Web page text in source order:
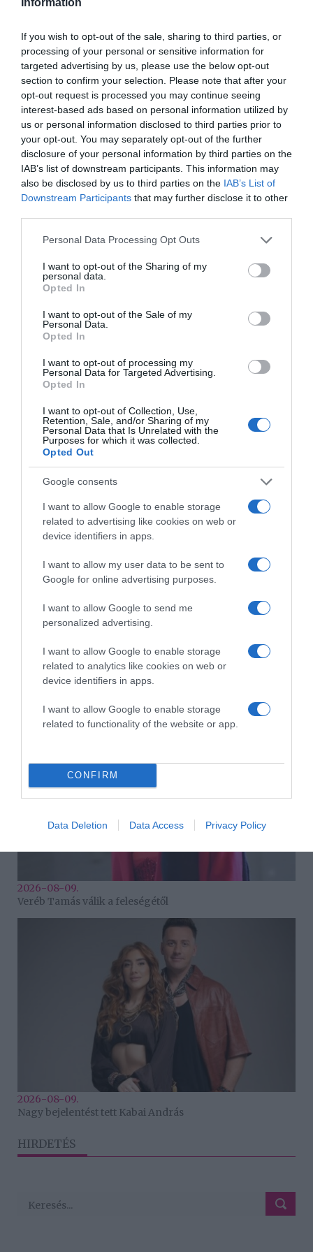
If you wish to opt-out of the sale, sharing to third parties, or
processing of your personal or sensitive information for
targeted advertising by us, please use the below opt-out
section to confirm your selection. Please note that after your
opt-out request is processed you may continue seeing
interest-based ads based on personal information utilized by
us or personal information disclosed to third parties prior to
your opt-out. You may separately opt-out of the further
disclosure of your personal information by third parties on the
IAB’s list of downstream participants. This information may
also be disclosed by us to third parties on the IAB’s List of
Downstream Participants that may further disclose it to other
Please note that this website/app uses one or more Google
not limited to your visit or usage behaviour. You may click to
grant or deny consent to Google and its third-party tags to
use your data for below specified purposes in below Google
consent section.
Personal Data Processing Opt Outs
I want to opt-out of the Sharing of my
personal data.
Opted In
I want to opt-out of the Sale of my
Personal Data.
Opted In
I want to opt-out of processing my
Personal Data for Targeted Advertising.
Opted In
I want to opt-out of Collection, Use,
Retention, Sale, and/or Sharing of my
Personal Data that Is Unrelated with the
Purposes for which it was collected.
Opted Out
Google consents
I want to allow Google to enable storage
related to advertising like cookies on web or
device identifiers in apps.
I want to allow my user data to be sent to
Google for online advertising purposes.
I want to allow Google to send me
personalized advertising.
I want to allow Google to enable storage
related to analytics like cookies on web or
device identifiers in apps.
I want to allow Google to enable storage
related to functionality of the website or app.
CONFIRM
Data Deletion Data Access Privacy Policy
két szerelmes között 12 év van, de így is nagyon jól
pedig rengeteget tanul tőle. Sőt, amióta Petivel van, azóta
sokkal nyitottabb és bátrabb lett. Utóbbira tökéletes példa
a legutóbbi fehérneműkampány, amiben részt vett,
ugyanis a képeken sokkal magabiztosabb a kisugárzása.
Forrás: Blikk
Megosztás: Facebook Twitter Pinterest
Címkék: költözés, Puskás Peti,Dallos Bogi
HASONLÓ BEJEGYZÉSEK
2026-08-09.
Citromos tiramisu recept limoncellóval
2026-08-09.
2026-08-09.
Veréb Tamás válik a feleségétől
2026-08-09.
Nagy bejelentést tett Kabai András
HIRDETÉS